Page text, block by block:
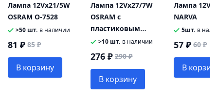
Лампа 12Vx21/5W
OSRAM O-7528
>50 шт. в наличии
81 ₽ 85 ₽
В корзину
Лампа 12Vx27/7W
OSRAM с
пластиковым
цоколем O-3157
>10 шт. в наличии
276 ₽ 290 ₽
В корзину
Лампа
NARVA
5шт. в
57 ₽ 60 ₽
В